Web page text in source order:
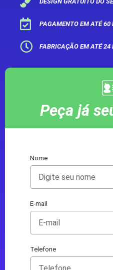
PAGAMENTO EM ATÉ 60
FABRICAÇÃO EM ATÉ 24
Peça já
Nome
E-mail
Telefone